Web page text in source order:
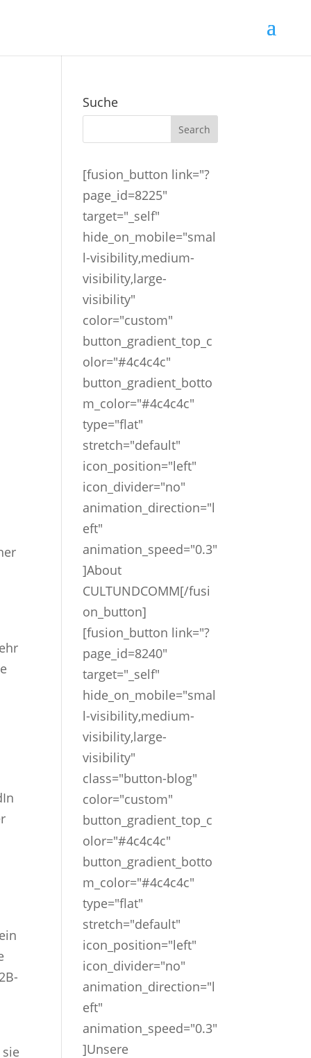
Suche
[fusion_button link="?
page_id=8225"
target="_self"
hide_on_mobile="smal
l-visibility,medium-
visibility,large-
visibility"
color="custom"
button_gradient_top_c
olor="#4c4c4c"
button_gradient_botto
m_color="#4c4c4c"
type="flat"
stretch="default"
icon_position="left"
icon_divider="no"
animation_direction="l
eft"
animation_speed="0.3"
]About
CULTUNDCOMM[/fusi
on_button]
[fusion_button link="?
page_id=8240"
target="_self"
hide_on_mobile="smal
l-visibility,medium-
visibility,large-
visibility"
class="button-blog"
color="custom"
button_gradient_top_c
olor="#4c4c4c"
button_gradient_botto
m_color="#4c4c4c"
type="flat"
stretch="default"
icon_position="left"
icon_divider="no"
animation_direction="l
eft"
animation_speed="0.3"
]Unsere